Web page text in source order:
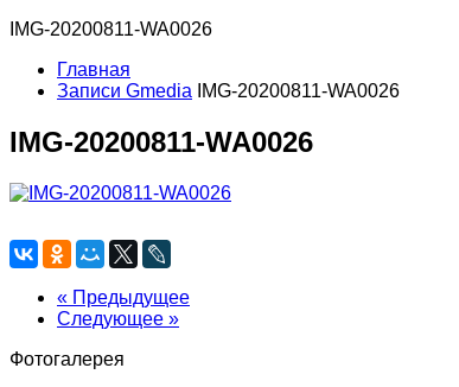
IMG-20200811-WA0026
Главная
Записи Gmedia
IMG-20200811-WA0026
IMG-20200811-WA0026
« Предыдущее
Следующее »
Фотогалерея